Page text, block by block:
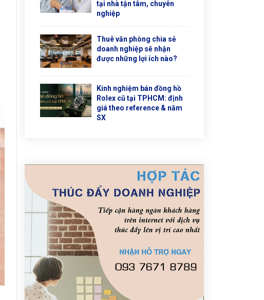
tại nhà tận tâm, chuyên
nghiệp
Thuê văn phòng chia sẻ
doanh nghiệp sẽ nhận
được những lợi ích nào?
Kinh nghiệm bán đồng hồ
Rolex cũ tại TPHCM: định
giá theo reference & năm
SX